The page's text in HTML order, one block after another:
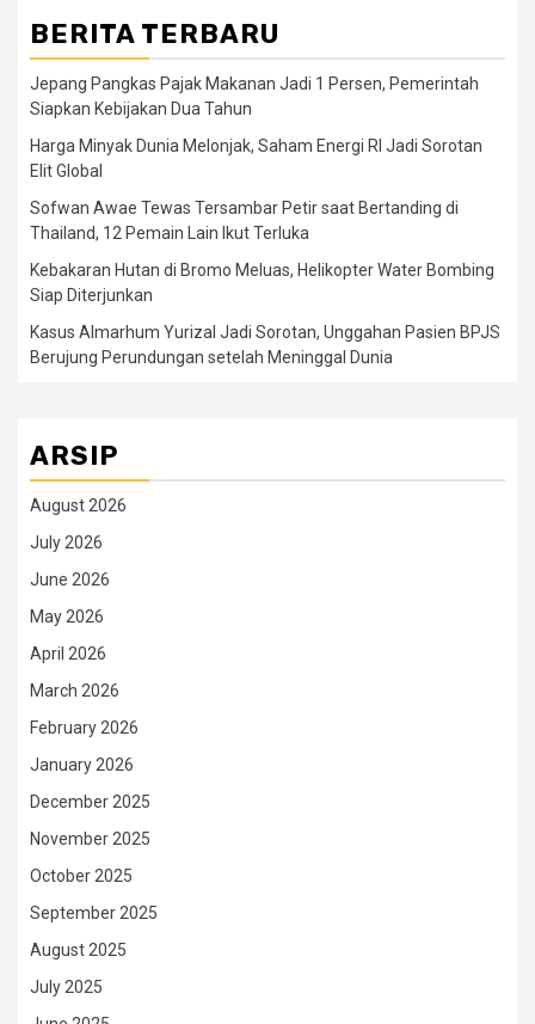
BERITA TERBARU
Jepang Pangkas Pajak Makanan Jadi 1 Persen, Pemerintah
Siapkan Kebijakan Dua Tahun
Harga Minyak Dunia Melonjak, Saham Energi RI Jadi Sorotan
Elit Global
Sofwan Awae Tewas Tersambar Petir saat Bertanding di
Thailand, 12 Pemain Lain Ikut Terluka
Kebakaran Hutan di Bromo Meluas, Helikopter Water Bombing
Siap Diterjunkan
Kasus Almarhum Yurizal Jadi Sorotan, Unggahan Pasien BPJS
Berujung Perundungan setelah Meninggal Dunia
ARSIP
August 2026
July 2026
June 2026
May 2026
April 2026
March 2026
February 2026
January 2026
December 2025
November 2025
October 2025
September 2025
August 2025
July 2025